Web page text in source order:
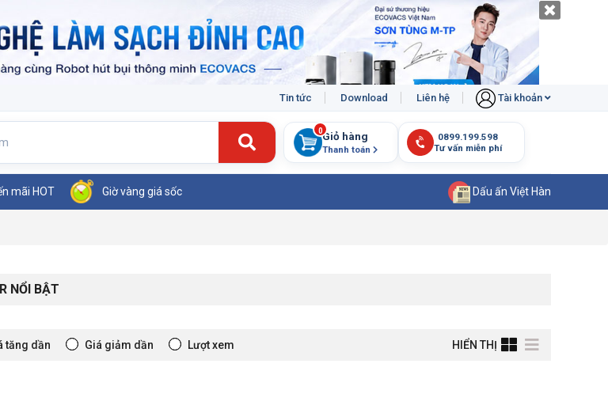
Tin tức Download Liên hệ Tài khoản
Giỏ hàng
Thanh toán
0
mãi HOT Giờ vàng giá sốc Dấu ấn Việt Hàn
NỔI BẬT
tăng dần Giá giảm dần Lượt xem HIỂN THỊ